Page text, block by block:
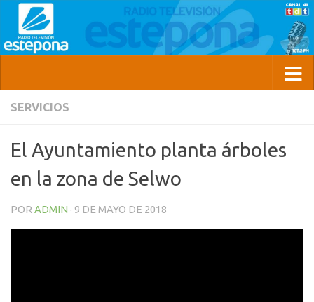
SERVICIOS
El Ayuntamiento planta árboles
en la zona de Selwo
POR ADMIN · 9 DE MAYO DE 2018